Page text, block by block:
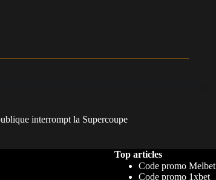
interrompt la Supercoupe
Top articles
Code promo Melbet
Code promo 1xbet